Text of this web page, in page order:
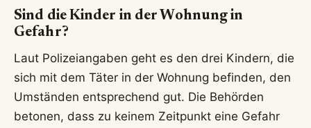
Sind die Kinder in der Wohnung in
Gefahr?
Laut Polizeiangaben geht es den drei Kindern, die
sich mit dem Täter in der Wohnung befinden, den
Umständen entsprechend gut. Die Behörden
betonen, dass zu keinem Zeitpunkt eine Gefahr